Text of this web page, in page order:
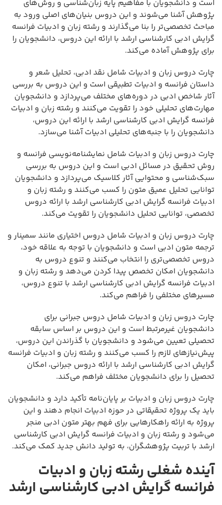
است و دانشجویان با مفاهیم پایه زبان‌شناسی و روش‌های
پژوهش آشنا می‌شوند و این دروس بنیان‌های اصلی ورود به
مباحث تخصصی‌تر را بنا می‌گذارند و رشته زبان و ادبیات فرانسه
گرایش ادبی کارشناسی ارشد با ارائه این دروس، دانشجویان را
برای پژوهش آماده می‌کند.
چارت دروس زبان و ادبیات شامل نقد ادبی، تحلیل شعر و
داستان فرانسه و ادبیات تطبیقی است و این دروس به بررسی
آثار شاخص ادبی در دوره‌های مختلف می‌پردازد و دانشجویان
مهارت‌های تحلیلی خود را تقویت می‌کنند و رشته زبان و ادبیات
فرانسه گرایش ادبی کارشناسی ارشد با ارائه این دروس،
دانشجویان را با جنبه‌های تحلیلی ادبیات آشنا می‌سازد.
چارت دروس زبان و ادبیات شامل نمایشنامه‌نویسی فرانسه و
روش تحقیق در مسائل ادبی است و این دروس به بررسی
سبک‌شناسی و محتوایی آثار کلاسیک می‌پردازد و دانشجویان
توانایی تحلیل عمیق متون را کسب می‌کنند و رشته زبان و
ادبیات فرانسه گرایش ادبی کارشناسی ارشد با ارائه دروس
تخصصی، توانایی تحلیل دانشجویان را تقویت می‌کند.
چارت دروس زبان و ادبیات شامل دروس اختیاری مانند سمینار و
ترجمه متون ادبی است و دانشجویان با توجه به علاقه خود،
دروس تخصصی‌تری را انتخاب می‌کنند و تنوع دروس به
دانشجویان امکان تخصص پیدا کردن می‌دهد و رشته زبان و
ادبیات فرانسه گرایش ادبی کارشناسی ارشد با تنوع دروس،
مسیرهای مختلفی را فراهم می‌کند.
چارت دروس زبان و ادبیات شامل دروس جبرانی برای
دانشجویان غیرمرتبط است و این دروس بر اساس سابقه
تحصیلی تعیین می‌شود و دانشجویان با گذراندن این دروس،
پیش‌نیازهای لازم را کسب می‌کنند و رشته زبان و ادبیات فرانسه
گرایش ادبی کارشناسی ارشد با ارائه دروس جبرانی، امکان
تحصیل را برای دانشجویان مختلف فراهم می‌کند.
چارت دروس زبان و ادبیات بر پایان‌نامه تأکید دارد و دانشجویان
باید یک پروژه تحقیقاتی در حوزه ادبیات انجام دهند و این
پروژه به ارائه راهکارهایی برای فهم بهتر متون ادبی منجر
می‌شود و رشته زبان و ادبیات فرانسه گرایش ادبی کارشناسی
ارشد با تربیت پژوهشگران، به تولید دانش جدید کمک می‌کند.
آینده شغلی رشته زبان و ادبیات
فرانسه گرایش ادبی کارشناسی ارشد